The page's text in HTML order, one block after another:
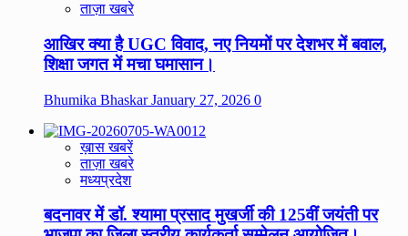
ताज़ा खबरे
आखिर क्या है UGC विवाद, नए नियमों पर देशभर में बवाल,
शिक्षा जगत में मचा घमासान।
Bhumika BhaskarJanuary 27, 2026 0
ख़ास खबरें
ताज़ा खबरे
मध्यप्रदेश
बदनावर में डॉ. श्यामा प्रसाद मुखर्जी की 125वीं जयंती पर